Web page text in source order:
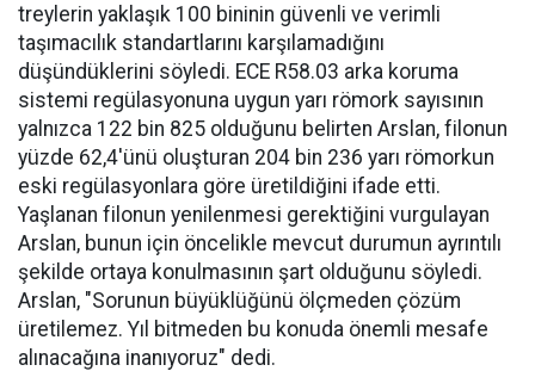
treylerin yaklaşık 100 bininin güvenli ve verimli
taşımacılık standartlarını karşılamadığını
düşündüklerini söyledi. ECE R58.03 arka koruma
sistemi regülasyonuna uygun yarı römork sayısının
yalnızca 122 bin 825 olduğunu belirten Arslan, filonun
yüzde 62,4'ünü oluşturan 204 bin 236 yarı römorkun
eski regülasyonlara göre üretildiğini ifade etti.
Yaşlanan filonun yenilenmesi gerektiğini vurgulayan
Arslan, bunun için öncelikle mevcut durumun ayrıntılı
şekilde ortaya konulmasının şart olduğunu söyledi.
Arslan, "Sorunun büyüklüğünü ölçmeden çözüm
üretilemez. Yıl bitmeden bu konuda önemli mesafe
alınacağına inanıyoruz" dedi.